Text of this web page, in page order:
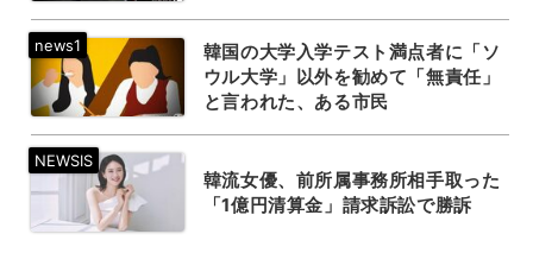
韓国の大学入学テスト満点者に「ソ
ウル大学」以外を勧めて「無責任」
と言われた、ある市民
韓流女優、前所属事務所相手取った
「1億円清算金」請求訴訟で勝訴